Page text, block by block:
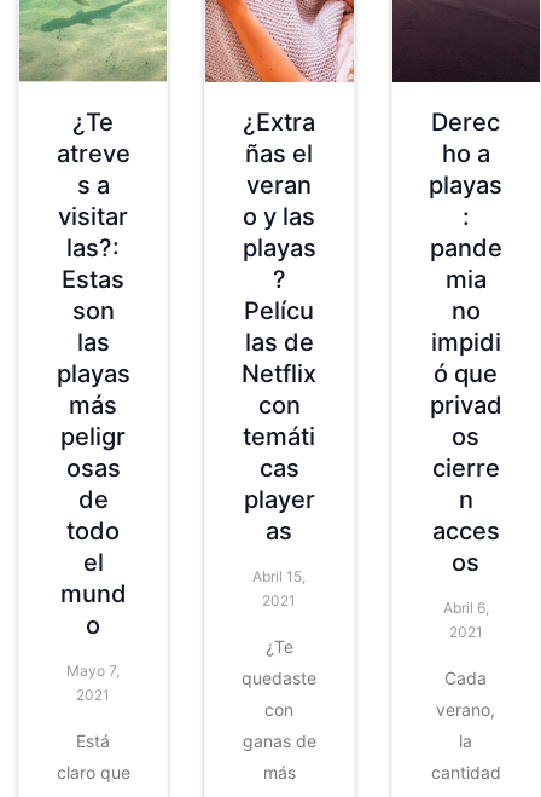
¿Te
atreve
s a
visitar
las?:
Estas
son
las
playas
más
peligr
osas
de
todo
el
mund
o
Mayo 7,
2021
Está
claro que
¿Extra
ñas el
veran
o y las
playas
?
Pelícu
las de
Netflix
con
temáti
cas
player
as
Abril 15,
2021
¿Te
quedaste
con
ganas de
más
Derec
ho a
playas
:
pande
mia
no
impidi
ó que
privad
os
cierre
n
acces
os
Abril 6,
2021
Cada
verano,
la
cantidad